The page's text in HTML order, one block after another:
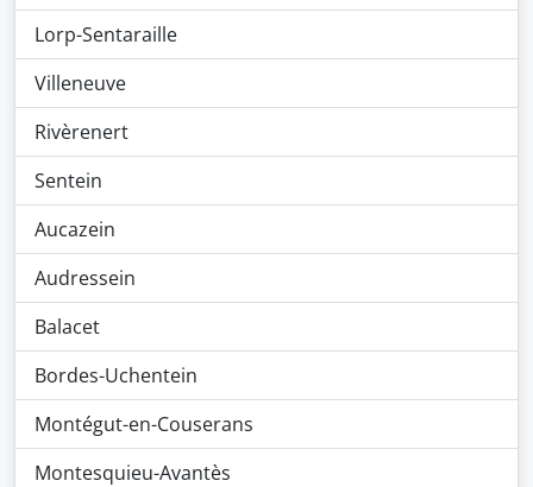
Lorp-Sentaraille
Villeneuve
Rivèrenert
Sentein
Aucazein
Audressein
Balacet
Bordes-Uchentein
Montégut-en-Couserans
Montesquieu-Avantès